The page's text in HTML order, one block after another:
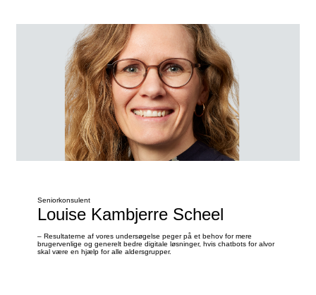
Seniorkonsulent
Louise Kambjerre Scheel
– Resultaterne af vores undersøgelse peger på et behov for mere
brugervenlige og generelt bedre digitale løsninger, hvis chatbots for alvor
skal være en hjælp for alle aldersgrupper.